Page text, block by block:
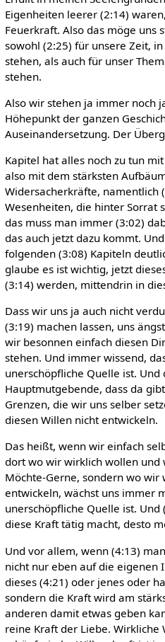
Eigenheiten leerer (2:14)
Feuerkraft. Also das möge uns
sowohl (2:25) für unsere Zeit,
stehen, als auch für unser
stehen.
Also wir stehen ja immer noch
Höhepunkt der ganzen
Auseinandersetzung. Der
Kapitel hat alles noch zu tun
also mit dem stärksten
Widersacherkräfte, namentlich
Wesenheiten, die hinter Sorrat
das muss man immer (3:02)
das auch jetzt dazu kommt.
folgenden (3:08) Kapiteln
glaube es ist wichtig, jetzt
(3:14) werden, mittendrin in
Dass wir uns ja auch nicht
(3:19) machen lassen, uns
wir besonnen einfach diesen
stehen. Und immer wissend,
unerschöpfliche Quelle ist. Und
Hauptmutgebende, dass da
Grenzen, die wir uns selber
diesen Willen nicht entwickeln.
Das heißt, wenn wir einfach
dort wo wir wirklich wollen und
Möchte-Gerne, sondern wo wir
entwickeln, wächst uns immer
unerschöpfliche Quelle ist.
diese Kraft tätig macht, desto
Und vor allem, wenn (4:13)
nicht nur eben auf die eigenen
dieses (4:21) oder jenes oder
sondern die Kraft wird am
anderen damit etwas geben
reine Kraft der Liebe. Wirkliche